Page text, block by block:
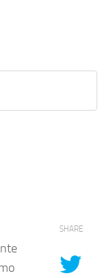
SHARE